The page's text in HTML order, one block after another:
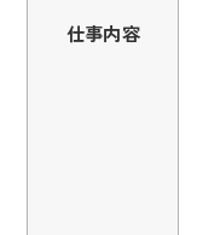
仕事内容